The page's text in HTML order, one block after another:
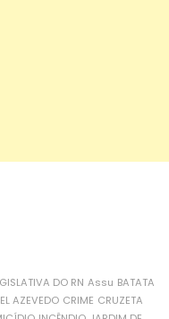
DO RN Assu BATATA
AZEVEDO CRIME CRUZETA